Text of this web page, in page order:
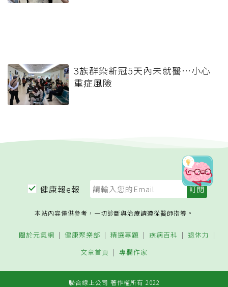
3族群染新冠5天內未就醫…小心
重症風險
健康報e報
本站內容僅供參考，一切診斷與治療請遵從醫師指導。
關於元氣網 健康聚樂部 精選專題 疾病百科
退休力
文章首頁
專欄作家
聯合線上公司 著作權所有 2022